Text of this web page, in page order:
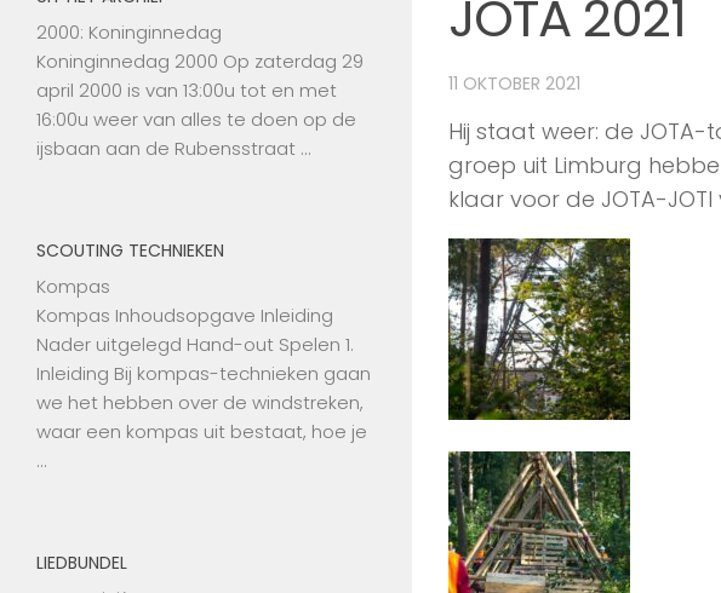
JOTA 2021
11 OKTOBER 2021
Hij staat weer: de
groep uit Limburg
klaar voor de JOTA-
2000: Koninginnedag
Koninginnedag 2000 Op zaterdag 29
april 2000 is van 13:00u tot en met
16:00u weer van alles te doen op de
ijsbaan aan de Rubensstraat …
SCOUTING TECHNIEKEN
Kompas
Kompas Inhoudsopgave Inleiding
Nader uitgelegd Hand-out Spelen 1.
Inleiding Bij kompas-technieken gaan
we het hebben over de windstreken,
waar een kompas uit bestaat, hoe je
…
LIEDBUNDEL